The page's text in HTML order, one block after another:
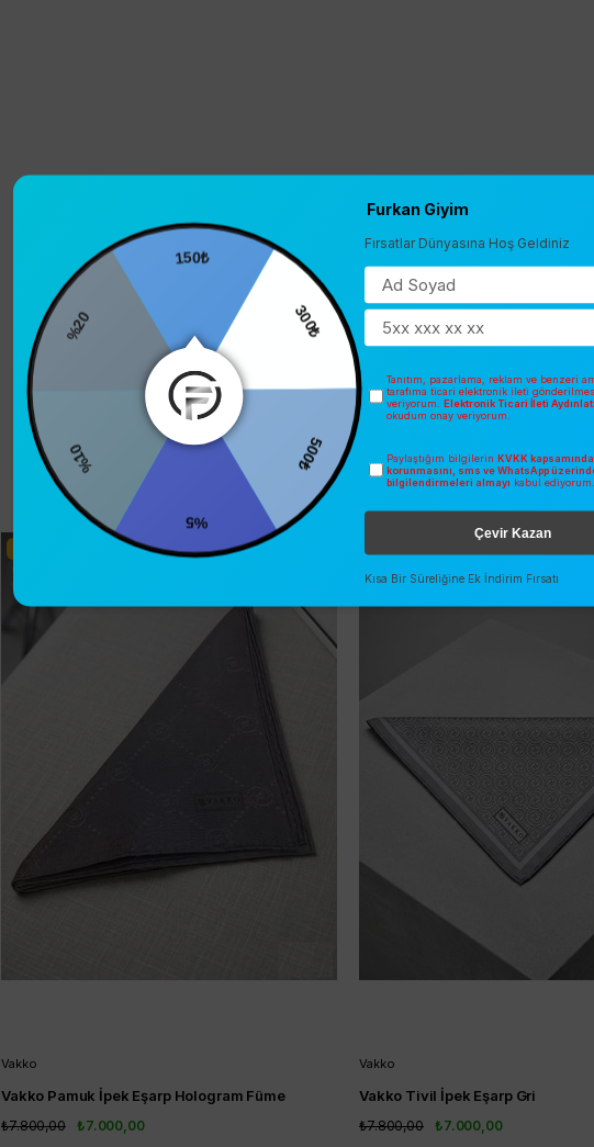
Vakko
Vakko Pamuk İpek Eşarp Hologram Füme
₺7.000,00
₺7.800,00
SEZONSUZ
Vakko
Vakko Tivil İpek Eşarp Gri
₺7.000,00
₺7.800,00
150₺
300₺
500₺
%5
%10
%20
Furkan Giyim
Fırsatlar Dünyasına Hoş Geldiniz
Tanıtım, pazarlama, reklam ve benzeri
tarafıma ticari elektronik ileti
veriyorum. Elektronik Ticari İleti
okudum onay veriyorum.
Paylaştığım bilgilerin KVKK
korunmasını, sms ve WhatsApp
bilgilendirmeleri almayı kabul ediyorum.
Çevir Kazan
Kısa Bir Süreliğine Ek İndirim Fırsatı